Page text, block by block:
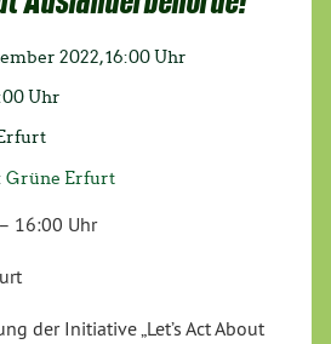
2022, 16:00 Uhr
Uhr
Grüne Erfurt
16:00 Uhr
der Initiative „Let’s Act About